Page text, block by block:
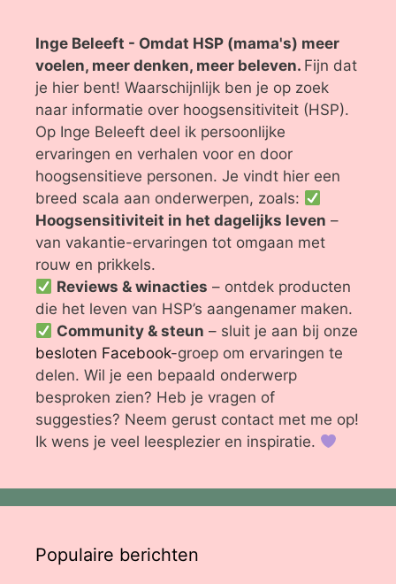
Inge Beleeft - Omdat HSP (mama's) meer
voelen, meer denken, meer beleven. Fijn dat
je hier bent! Waarschijnlijk ben je op zoek
naar informatie over hoogsensitiviteit (HSP).
Op Inge Beleeft deel ik persoonlijke
ervaringen en verhalen voor en door
hoogsensitieve personen. Je vindt hier een
breed scala aan onderwerpen, zoals:
Hoogsensitiviteit in het dagelijks leven –
van vakantie-ervaringen tot omgaan met
rouw en prikkels.
Reviews & winacties – ontdek producten
die het leven van HSP’s aangenamer maken.
Community & steun – sluit je aan bij onze
besloten Facebook-groep om ervaringen te
delen. Wil je een bepaald onderwerp
besproken zien? Heb je vragen of
suggesties? Neem gerust contact met me op!
Ik wens je veel leesplezier en inspiratie.
Populaire berichten